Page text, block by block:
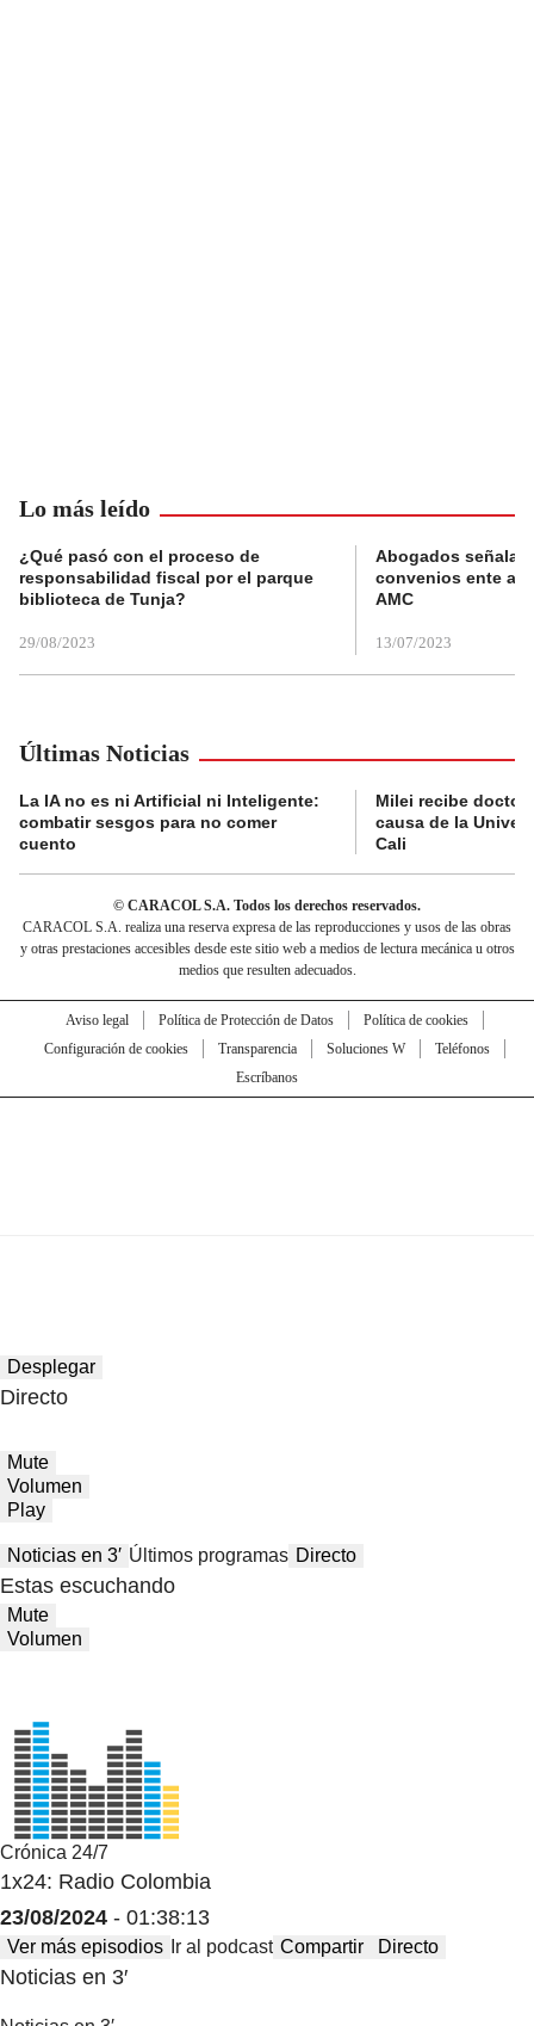
Lo más leído
¿Qué pasó con el proceso de
responsabilidad fiscal por el parque
biblioteca de Tunja?
29/08/2023
Abogados
convenios ente
AMC
13/07/2023
Últimas Noticias
La IA no es ni Artificial ni Inteligente:
combatir sesgos para no comer
cuento
Milei recibe
causa de la
Cali
© CARACOL S.A. Todos los derechos reservados.
CARACOL S.A. realiza una reserva expresa de las reproducciones y usos de las obras
y otras prestaciones accesibles desde este sitio web a medios de lectura mecánica u otros
medios que resulten adecuados.
Aviso legal Política de Protección de Datos
Política de cookies
Configuración de cookies
Transparencia Soluciones W
Teléfonos
Escríbanos
Desplegar
Directo
Mute
Volumen
Play
Noticias en 3′ Últimos programas Directo
Estas escuchando
Mute
Volumen
Crónica 24/7
1x24: Radio Colombia
23/08/2024 - 01:38:13
Ver más episodios Ir al podcast Compartir Directo
Noticias en 3′